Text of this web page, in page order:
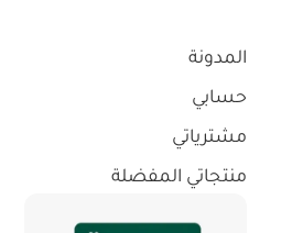
المدونة
حسابي
مشترياتي
منتجاتي المفضلة